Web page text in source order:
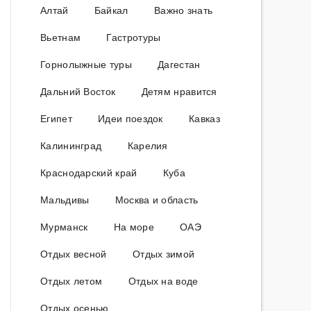
Алтай Байкал
Важно знать
Вьетнам
Гастротуры
Горнолыжные туры
Дагестан
Дальний Восток
Детям нравится
Египет
Идеи поездок
Кавказ
Калининград
Карелия
Краснодарский край
Куба
Мальдивы
Москва и область
Мурманск
На море
ОАЭ
Отдых весной
Отдых зимой
Отдых летом
Отдых на воде
Отдых осенью